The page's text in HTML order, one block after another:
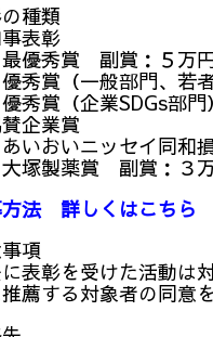
種類
表彰
秀賞 副賞：５万円
賞（一般部門、若
賞（企業SDGs部門
企業賞
おいニッセイ同和
製薬賞 副賞：３万
法 詳しくはこちら
項
表彰を受けた活動は
薦する対象者の同意